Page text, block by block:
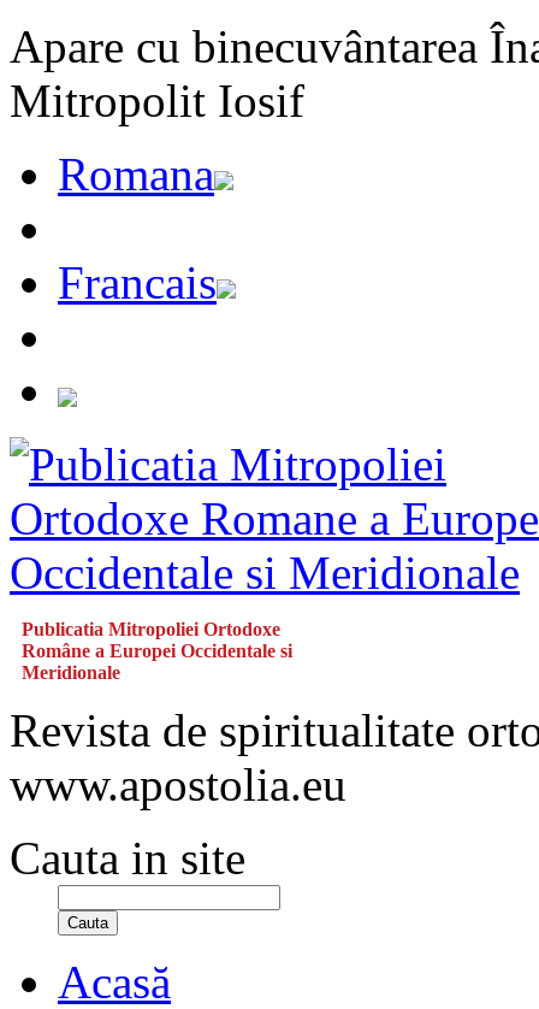
Apare cu binecuvântarea
Mitropolit Iosif
Romana
Francais
Publicatia Mitropoliei Ortodoxe
Române a Europei Occidentale si
Meridionale
Revista de spiritualitate
www.apostolia.eu
Cauta in site
Cauta
Acasă